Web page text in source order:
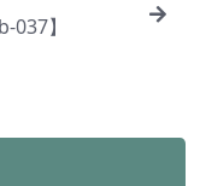
037】